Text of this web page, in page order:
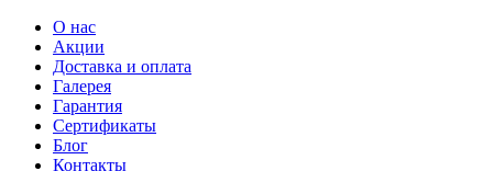
О нас
Акции
Доставка и оплата
Галерея
Гарантия
Сертификаты
Блог
Контакты